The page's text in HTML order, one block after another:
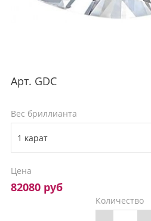
Арт. GDC
Вес бриллианта
Цена
82080 руб
Количество